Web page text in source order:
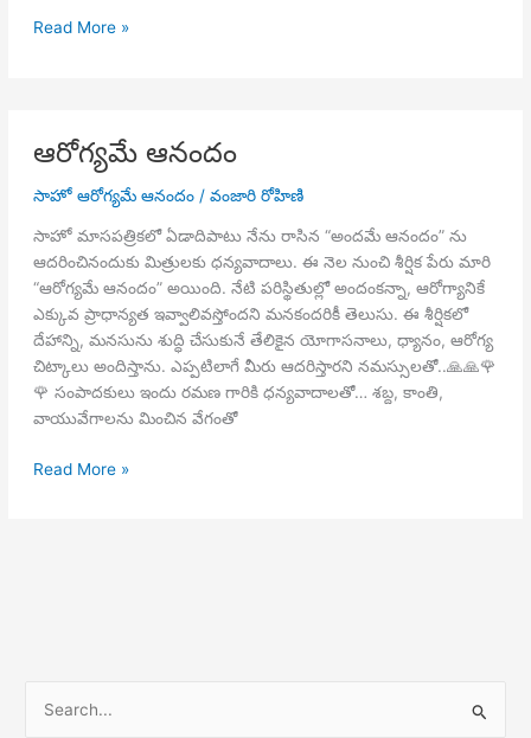
ఆరోగ్యమే
Read More »
ఆరోగ్యమే ఆనందం
సాహో ఆరోగ్యమే ఆనందం/ వంజారి రోహిణి
సాహో మాసపత్రికలో ఏడాదిపాటు నేను రాసిన “అందమే ఆనందం” ను
ఆదరించినందుకు మిత్రులకు ధన్యవాదాలు. ఈ నెల నుంచి శీర్షిక పేరు మారి
“ఆరోగ్యమే ఆనందం” అయింది. నేటి పరిస్థితుల్లో అందంకన్నా, ఆరోగ్యానికే
ఎక్కువ ప్రాధాన్యత ఇవ్వాలివస్తోందని మనకందరికీ తెలుసు. ఈ శీర్షికలో
దేహాన్ని, మనసును శుద్ధి చేసుకునే తేలికైన యోగాసనాలు, ధ్యానం, ఆరోగ్య
చిట్కాలు అందిస్తాను. ఎప్పటిలాగే మీరు ఆదరిస్తారని నమస్సులతో..🙏🙏🌹
🌹 సంపాదకులు ఇందు రమణ గారికి ధన్యవాదాలతో… శబ్ద, కాంతి,
వాయువేగాలను మించిన వేగంతో
ఆరోగ్యమే
Read More »